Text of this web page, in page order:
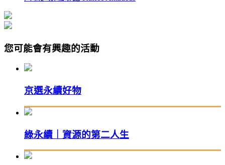
您可能會有興趣的活動
京選永續好物
綠永續｜資源的第二人生